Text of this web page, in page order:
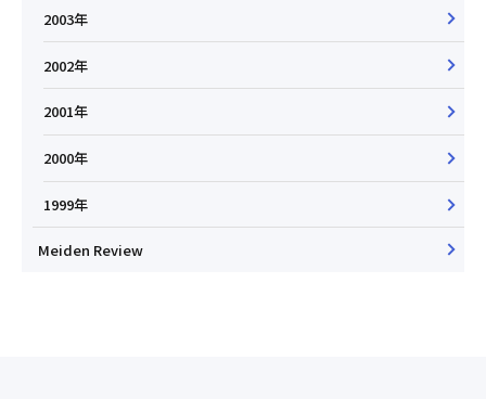
2003年
2002年
2001年
2000年
1999年
Meiden Review